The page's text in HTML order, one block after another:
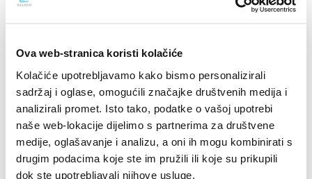
Ova web-stranica koristi kolačiće
Kolačiće upotrebljavamo kako bismo personalizirali
sadržaj i oglase, omogućili značajke društvenih medija i
analizirali promet. Isto tako, podatke o vašoj upotrebi
naše web-lokacije dijelimo s partnerima za društvene
medije, oglašavanje i analizu, a oni ih mogu kombinirati s
drugim podacima koje ste im pružili ili koje su prikupili
dok ste upotrebljavali njihove usluge.